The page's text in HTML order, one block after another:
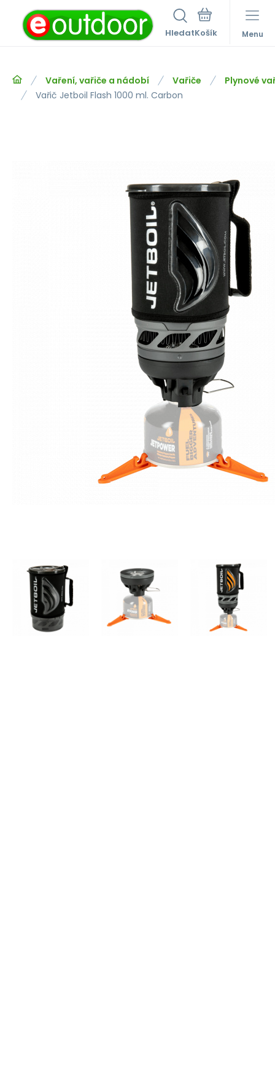
Hledat Menu
Vaření, vařiče a nádobí Vařiče
Plynové
Vařič Jetboil Flash 1000 ml. Carbon